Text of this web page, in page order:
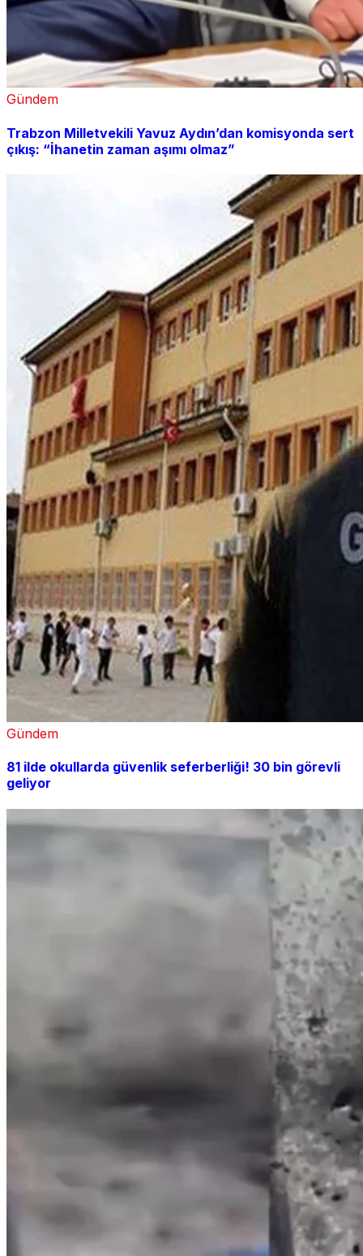
Gündem
Trabzon Milletvekili Yavuz Aydın’dan komisyonda sert
çıkış: “İhanetin zaman aşımı olmaz”
Gündem
81 ilde okullarda güvenlik seferberliği! 30 bin görevli
geliyor